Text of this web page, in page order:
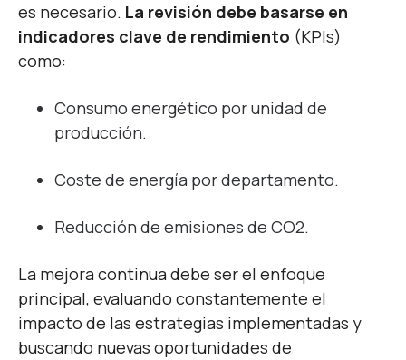
es necesario. La revisión debe basarse en
indicadores clave de rendimiento (KPIs)
como:
Consumo energético por unidad de
producción.
Coste de energía por departamento.
Reducción de emisiones de CO2.
La mejora continua debe ser el enfoque
principal, evaluando constantemente el
impacto de las estrategias implementadas y
buscando nuevas oportunidades de